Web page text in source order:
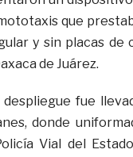
que
y sin placas de
de Juárez.
fue
donde
Vial del